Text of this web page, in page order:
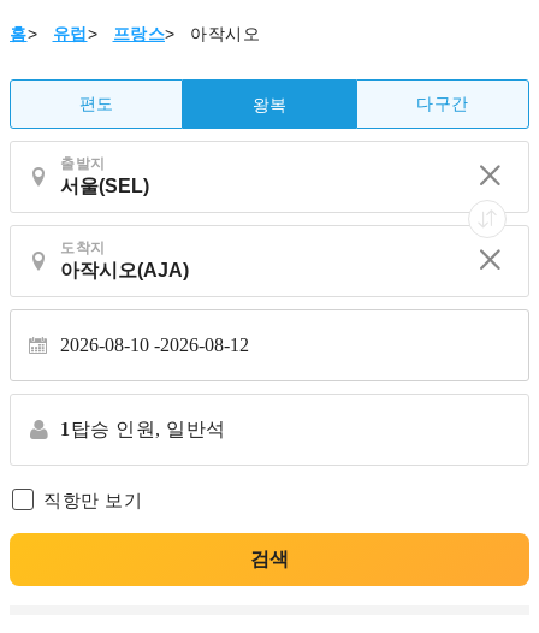
홈> 유럽 > 프랑스> 아작시오
편도 왕복 다구간
출발지
도착지
2026-08-10 2026-08-12
1 탑승 인원, 일반석
직항만 보기
검색